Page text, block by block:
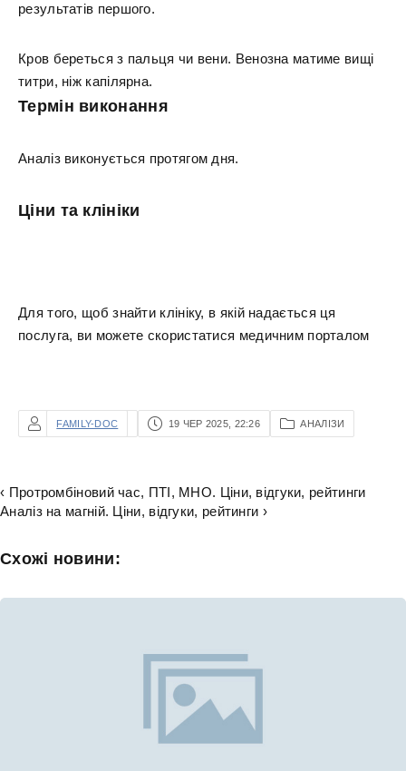
результатів першого.
Кров береться з пальця чи вени. Венозна матиме вищі
титри, ніж капілярна.
Термін виконання
Аналіз виконується протягом дня.
Ціни та клініки
Для того, щоб знайти клініку, в якій надається ця
послуга, ви можете скористатися медичним порталом
FAMILY-DOC 19 ЧЕР 2025, 22:26 АНАЛІЗИ
‹ Протромбіновий час, ПТІ, МНО. Ціни, відгуки, рейтинги
Аналіз на магній. Ціни, відгуки, рейтинги ›
Схожі новини: